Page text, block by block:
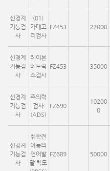
신경계
기능검
사
(01)
카테고
리검사
FZ453 22000
신경계
기능검
사
레이븐
메트릭
스검사
FZ453 35000
신경계
기능검
사
주의력
검사
(ADS)
FZ690
10200
0
신경계
기능검
사
취학전
아동의
언어발
달 척도
FZ689 50000